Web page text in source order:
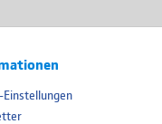
Einstellungen